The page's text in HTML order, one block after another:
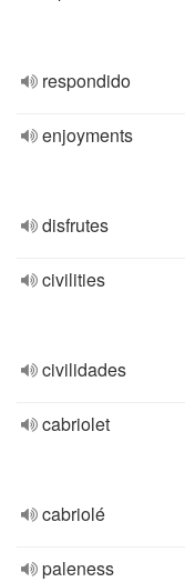
respondido
enjoyments
disfrutes
civilities
civilidades
cabriolet
cabriolé
paleness